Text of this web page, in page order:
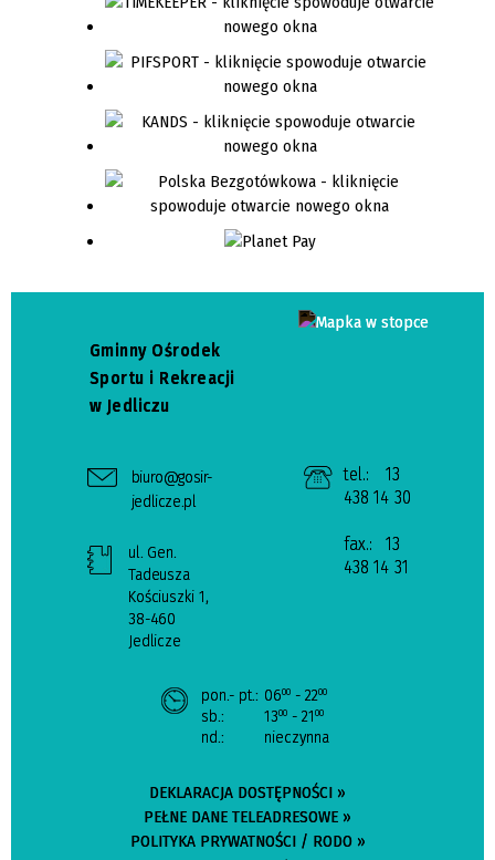
Gminny Ośrodek
Sportu i Rekreacji
w Jedliczu
biuro@gosir-
jedlicze.pl
ul. Gen.
Tadeusza
Kościuszki 1,
38-460
Jedlicze
tel.:
13
438 14 30
fax.:
13
438 14 31
pon.- pt.: 0600 - 2200
sb.: 1300 - 21 00
nd.: nieczynna
DEKLARACJA DOSTĘPNOŚCI »
PEŁNE DANE TELEADRESOWE »
POLITYKA PRYWATNOŚCI / RODO »